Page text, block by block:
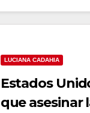
LUCIANA CADAHIA
Estados
que asesinar